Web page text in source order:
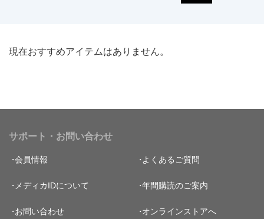
現在おすすめアイテムはありません。
サポート・お問い合わせ
会員情報 よくあるご質問
メディカIDについて 年間購読のご案内
お問い合わせ オンラインストアへ